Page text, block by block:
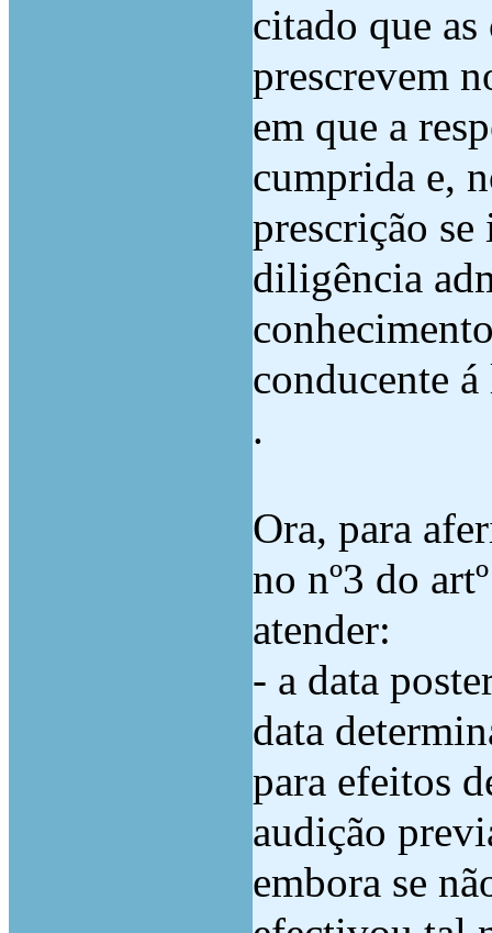
citado que
prescrevem
em que a
cumprida e,
prescrição
diligência
conducente
.
Ora, para
no nº3 do
atender:
- a data
data
para efeitos
audição
embora se